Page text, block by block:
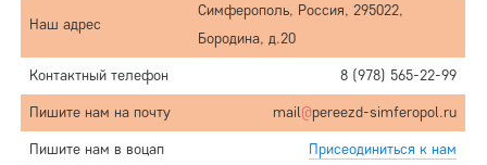
Наш адрес
Симферополь, Россия, 295022,
Бородина, д.20
Контактный телефон
8 (978) 565-22-99
Пишите нам на почту
mail@pereezd-simferopol.ru
Пишите нам в воцап
Присеодиниться к нам